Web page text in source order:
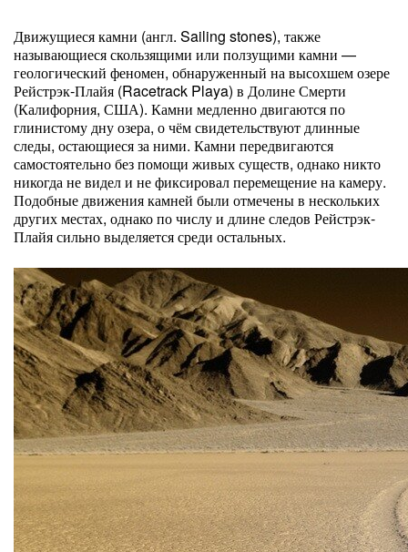
Движущиеся камни (англ. Sailing stones), также
называющиеся скользящими или ползущими камни —
геологический феномен, обнаруженный на высохшем озере
Рейстрэк-Плайя (Racetrack Playa) в Долине Смерти
(Калифорния, США). Камни медленно двигаются по
глинистому дну озера, о чём свидетельствуют длинные
следы, остающиеся за ними. Камни передвигаются
самостоятельно без помощи живых существ, однако никто
никогда не видел и не фиксировал перемещение на камеру.
Подобные движения камней были отмечены в нескольких
других местах, однако по числу и длине следов Рейстрэк-
Плайя сильно выделяется среди остальных.